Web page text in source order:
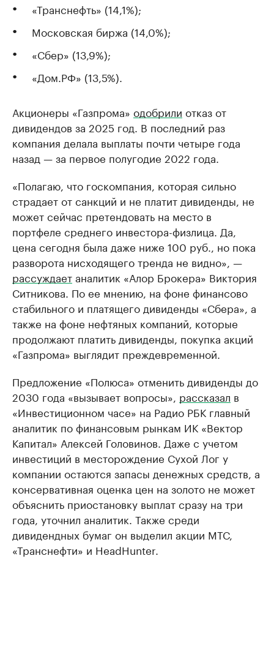
«Транснефть» (14,1%);
Московская биржа (14,0%);
«Сбер» (13,9%);
«Дом.РФ» (13,5%).
Акционеры «Газпрома» одобрили отказ от
дивидендов за 2025 год. В последний раз
компания делала выплаты почти четыре года
назад — за первое полугодие 2022 года.
«Полагаю, что госкомпания, которая сильно
страдает от санкций и не платит дивиденды, не
может сейчас претендовать на место в
портфеле среднего инвестора-физлица. Да,
цена сегодня была даже ниже 100 руб., но пока
разворота нисходящего тренда не видно», —
рассуждаетаналитик «Алор Брокера» Виктория
Ситникова. По ее мнению, на фоне финансово
стабильного и платящего дивиденды «Сбера», а
также на фоне нефтяных компаний, которые
продолжают платить дивиденды, покупка акций
«Газпрома» выглядит преждевременной.
Предложение «Полюса» отменить дивиденды до
2030 года «вызывает вопросы», рассказал в
«Инвестиционном часе» на Радио РБК главный
аналитик по финансовым рынкам ИК «Вектор
Капитал» Алексей Головинов. Даже с учетом
инвестиций в месторождение Сухой Лог у
компании остаются запасы денежных средств, а
консервативная оценка цен на золото не может
объяснить приостановку выплат сразу на три
года, уточнил аналитик. Также среди
дивидендных бумаг он выделил акции МТС,
«Транснефти» и HeadHunter.